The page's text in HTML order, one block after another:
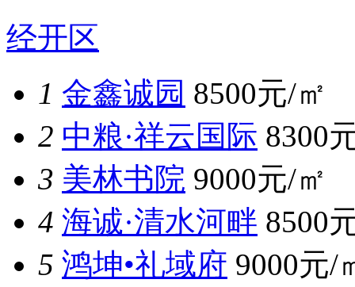
经开区
1 金鑫诚园 8500元/㎡
2 中粮·祥云国际 8300
3 美林书院 9000元/㎡
4 海诚·清水河畔 8500
5 鸿坤•礼域府 9000元/